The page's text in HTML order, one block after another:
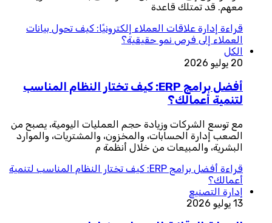
معهم. قد تمتلك قاعدة
قراءة إدارة علاقات العملاء إلكترونيًا: كيف تحول بيانات
العملاء إلى فرص نمو حقيقية؟
الكل
20 يوليو 2026
أفضل برامج ERP: كيف تختار النظام المناسب
لتنمية أعمالك؟
مع توسع الشركات وزيادة حجم العمليات اليومية، يصبح من
الصعب إدارة الحسابات، والمخزون، والمشتريات، والموارد
البشرية، والمبيعات من خلال أنظمة م
قراءة
أفضل برامج ERP: كيف تختار النظام المناسب لتنمية
أعمالك؟
إدارة التصنيع
13 يوليو 2026